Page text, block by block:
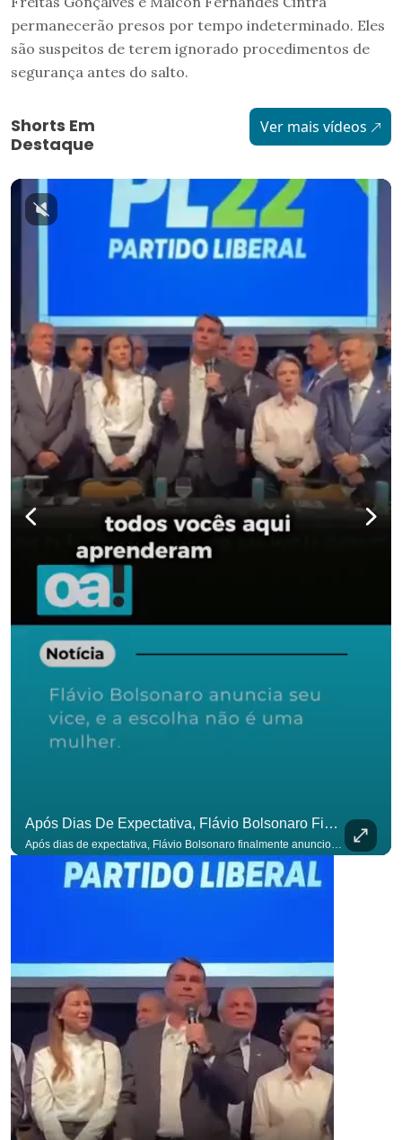
permanecerão presos por tempo indeterminado. Eles
são suspeitos de terem ignorado procedimentos de
segurança antes do salto.
Shorts Em
Destaque
Ver mais vídeos
Após Dias De Expectativa, Flávio Bolsonaro Finalmente Anunciou Seu Vice. #OAntagonista
Após dias de expectativa, Flávio Bolsonaro finalmente anunciou seu vice. #OAntagonista Se você busca informação com credibilidade, inscreva-se agora e ative o